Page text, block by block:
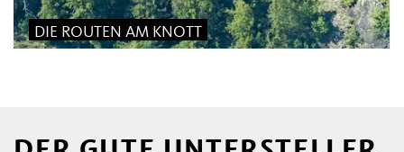
DIE ROUTEN AM KNOTT